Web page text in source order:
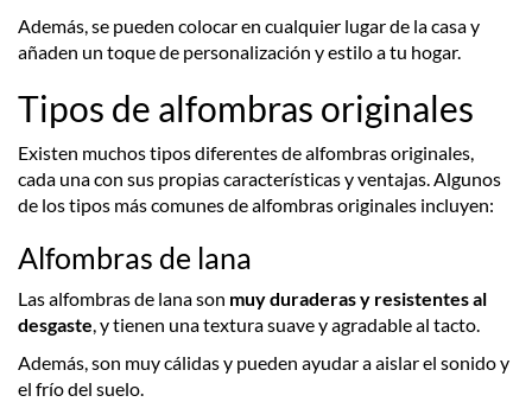
Además, se pueden colocar en cualquier lugar de la casa y
añaden un toque de personalización y estilo a tu hogar.
Tipos de alfombras originales
Existen muchos tipos diferentes de alfombras originales,
cada una con sus propias características y ventajas. Algunos
de los tipos más comunes de alfombras originales incluyen:
Alfombras de lana
Las alfombras de lana son muy duraderas y resistentes al
desgaste , y tienen una textura suave y agradable al tacto.
Además, son muy cálidas y pueden ayudar a aislar el sonido y
el frío del suelo.